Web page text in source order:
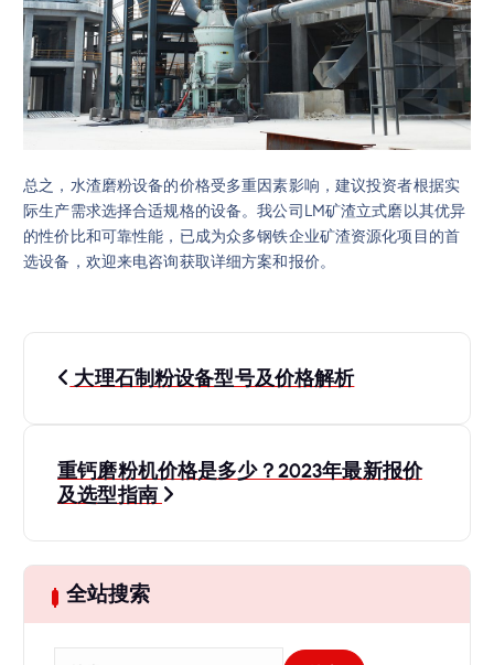
总之，水渣磨粉设备的价格受多重因素影响，建议投资者根据实
际生产需求选择合适规格的设备。我公司LM矿渣立式磨以其优异
的性价比和可靠性能，已成为众多钢铁企业矿渣资源化项目的首
选设备，欢迎来电咨询获取详细方案和报价。
文
导
航
大理石制粉设备型号及价格解析
重钙磨粉机价格是多少？2023年最新报价
及选型指南
全站搜索